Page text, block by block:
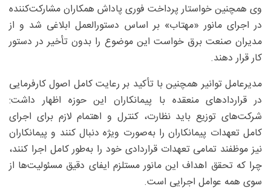
وی همچنین خواستار پرداخت فوری پاداش همکاران مشارکت‌کننده
در اجرای مانور «مهتاب» بر اساس دستورالعمل ابلاغی شد و از
مدیران صنعت برق خواست این موضوع را بدون تأخیر در دستور
کار قرار دهند.
مدیرعامل توانیر همچنین با تأکید بر رعایت کامل اصول کارفرمایی
در قراردادهای منعقده با پیمانکاران این حوزه اظهار داشت:
شرکت‌های توزیع باید نظارت، کنترل و اهتمام لازم برای اجرای
کامل تعهدات پیمانکاران را به‌صورت ویژه دنبال کنند و پیمانکاران
نیز موظفند تمامی تعهدات قراردادی خود را به‌طور کامل اجرا کنند،
چرا که تحقق اهداف این مانور مستلزم ایفای دقیق مسئولیت‌ها از
سوی همه عوامل اجرایی است.